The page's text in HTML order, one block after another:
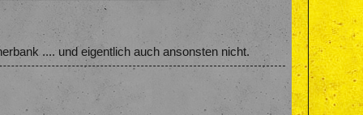
.... und eigentlich auch ansonsten nicht.